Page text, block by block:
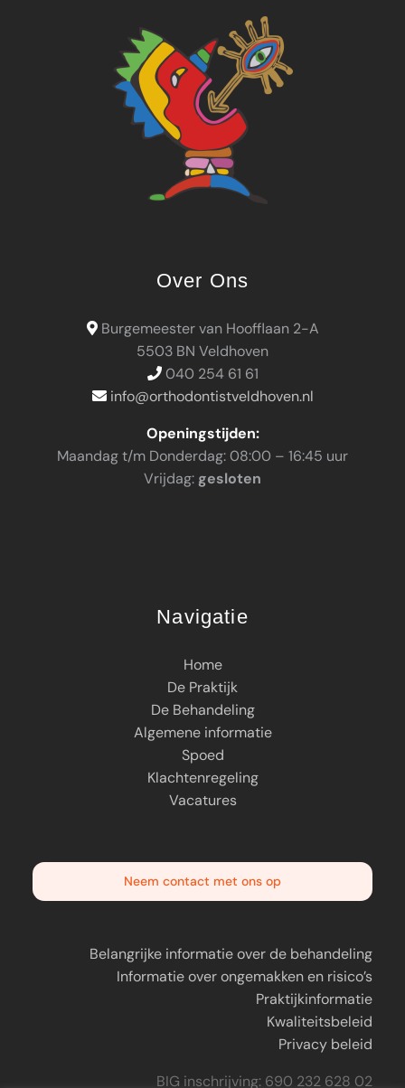
Over Ons
Burgemeester van Hoofflaan 2-A
5503 BN Veldhoven
040 254 61 61
info@orthodontistveldhoven.nl
Openingstijden:
Maandag t/m Donderdag: 08:00 – 16:45 uur
Vrijdag: gesloten
Navigatie
Home
De Praktijk
De Behandeling
Algemene informatie
Spoed
Klachtenregeling
Vacatures
Neem contact met ons op
Belangrijke informatie over de behandeling
Informatie over ongemakken en risico’s
Praktijkinformatie
Kwaliteitsbeleid
Privacy beleid
BIG inschrijving: 690 232 628 02